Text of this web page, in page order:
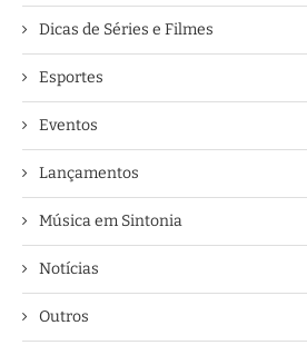
Dicas de Séries e Filmes
Esportes
Eventos
Lançamentos
Música em Sintonia
Notícias
Outros